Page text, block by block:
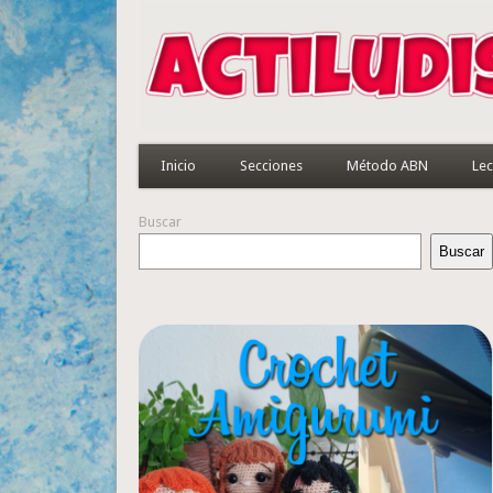
Inicio Secciones Método ABN
Buscar
Buscar